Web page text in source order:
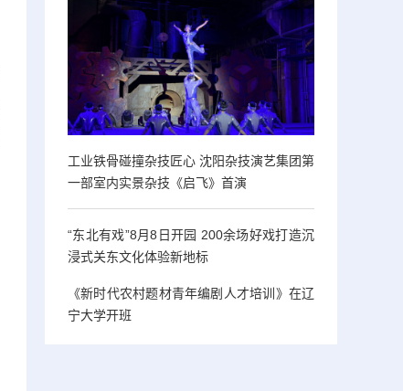
工业铁骨碰撞杂技匠心 沈阳杂技演艺集团第
一部室内实景杂技《启飞》首演
“东北有戏”8月8日开园 200余场好戏打造沉
浸式关东文化体验新地标
《新时代农村题材青年编剧人才培训》在辽
宁大学开班